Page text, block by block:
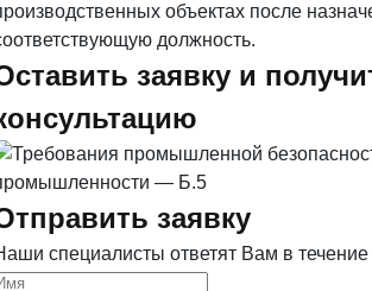
объектах после
должность.
заявку и
заявку
специалисты ответят Вам в течение